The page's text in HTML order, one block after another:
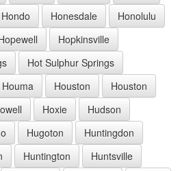
Hondo Honesdale
Honolulu
Hopkinsville
Hot Sulphur Springs
Houma Houston
Houston
Hoxie
Hudson
Hugoton
Huntingdon
Huntington
Huntsville